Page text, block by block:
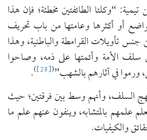
“وكلتا الطائفتين مخطئة؛ فإن هذا
أو أكثرها وعامتها من باب تحريف
تأويلات القرامطة والباطنية، وهذا
سلف الأمة وأئمتها على ذمه، وصاحوا
ورموا في آثارهم بالشهب”(
[28]
)
.
السلف، وأنهم وسط بين فرقتين؛ حيث
علمهم بالمتشابه، وينفون عنهم علم ما
والكيفيات.